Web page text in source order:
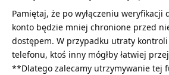
Pamiętaj, że po wyłączeniu weryfikacji
konto będzie mniej chronione przed
dostępem. W przypadku utraty
telefonu, ktoś inny mógłby łatwiej
**Dlatego zalecamy utrzymywanie tej